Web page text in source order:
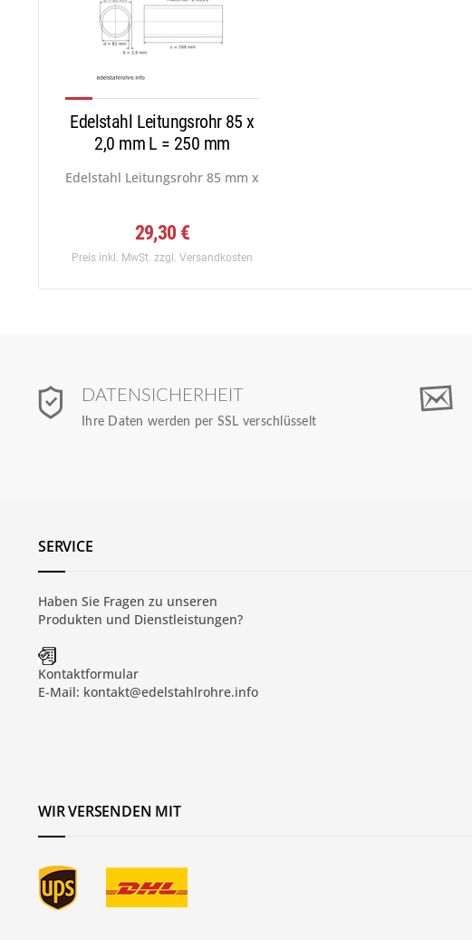
Edelstahl Leitungsrohr 85 x
2,0 mm L = 250 mm
Edelstahl Leitungsrohr 85 mm x 2,0 mm, Werkstoff:...
29,30 €
Preis inkl. MwSt. zzgl. Versandkosten
DATENSICHERHEIT
Ihre Daten werden per SSL verschlüsselt
SERVICE
Haben Sie Fragen zu unseren
Produkten und Dienstleistungen?
Kontaktformular
E-Mail: kontakt@edelstahlrohre.info
WIR VERSENDEN MIT